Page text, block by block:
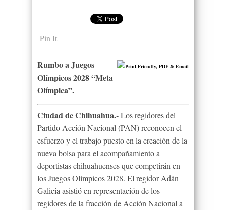
Pin It
Rumbo a Juegos
Olímpicos 2028 “Meta
Olímpica”.
Ciudad de Chihuahua.-Los regidores del
Partido Acción Nacional (PAN) reconocen el
esfuerzo y el trabajo puesto en la creación de la
nueva bolsa para el acompañamiento a
deportistas chihuahuenses que competirán en
los Juegos Olímpicos 2028. El regidor Adán
Galicia asistió en representación de los
regidores de la fracción de Acción Nacional a